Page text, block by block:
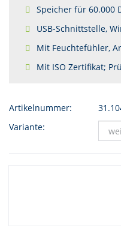
Speicher für 60.000
USB-Schnittstelle,
Mit Feuchtefühler,
Mit ISO Zertifikat;
Artikelnummer:
Variante: